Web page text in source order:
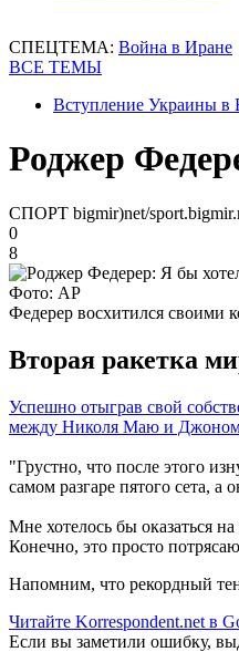
СПЕЦТЕМА: Война в Иране
ВСЕ ТЕМЫ
Вступление Украины в
Роджер
СПОРТ bigmir)net/
0
8
Фото: АР
Федерер восхитился своими
Вторая ракетка
Успешно отыграв свой
между Николя Маю и
"Грустно, что после этого
самом разгаре пятого сета, а
Мне хотелось бы оказаться
Конечно, это просто
Напомним, что рекордный
Читайте Korrespondent.net в
Если вы заметили ошибку,